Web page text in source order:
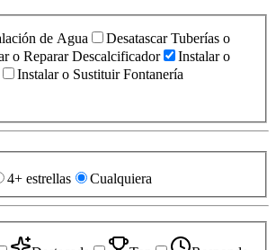
de Agua
Desatascar Tuberías o
o Reparar Descalcificador
Instalar o
Instalar o Sustituir Fontanería
4+ estrellas Cualquiera